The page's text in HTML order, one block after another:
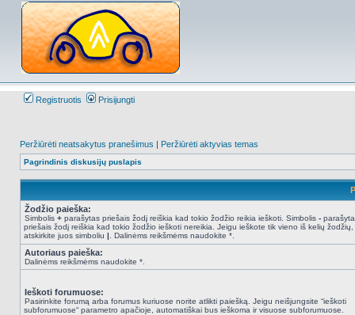
Registruotis Prisijungti
Peržiūrėti neatsakytus pranešimus | Peržiūrėti aktyvias temas
Pagrindinis diskusijų puslapis
Žodžio paieška:
Simbolis + parašytas priešais žodį reiškia kad tokio žodžio reikia ieškoti. Simbolis -
priešais žodį reiškia kad tokio žodžio ieškoti nereikia. Jeigu ieškote tik vieno iš kelių žodžių,
atskirkite juos simboliu | . Dalinėms reikšmėms naudokite *.
Autoriaus paieška:
Dalinėms reikšmėms naudokite *.
Ieškoti forumuose:
Pasirinkite forumą arba forumus kuriuose norite atlikti paiešką. Jeigu neišjungsite “ieškoti
subforumuose“ parametro apačioje, automatiškai bus ieškoma ir visuose subforumuose.